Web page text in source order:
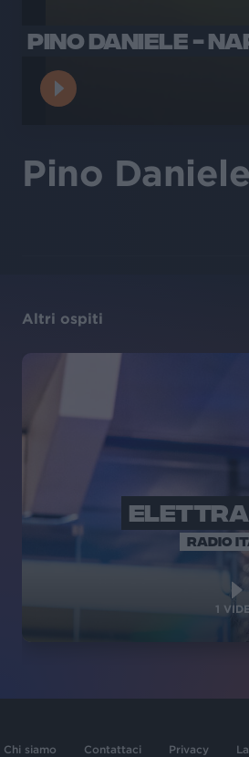
PINO DANIELE -
Pino
Altri ospiti
RADIO
1
Chi siamo Contattaci Privacy